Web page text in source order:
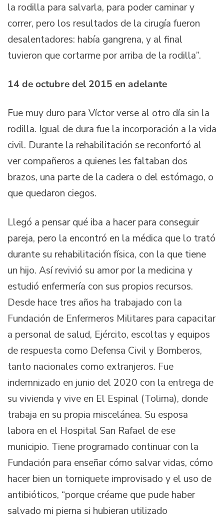
la rodilla para salvarla, para poder caminar y
correr, pero los resultados de la cirugía fueron
desalentadores: había gangrena, y al final
tuvieron que cortarme por arriba de la rodilla”.
14 de octubre del 2015 en adelante
Fue muy duro para Víctor verse al otro día sin la
rodilla. Igual de dura fue la incorporación a la vida
civil. Durante la rehabilitación se reconfortó al
ver compañeros a quienes les faltaban dos
brazos, una parte de la cadera o del estómago, o
que quedaron ciegos.
Llegó a pensar qué iba a hacer para conseguir
pareja, pero la encontró en la médica que lo trató
durante su rehabilitación física, con la que tiene
un hijo. Así revivió su amor por la medicina y
estudió enfermería con sus propios recursos.
Desde hace tres años ha trabajado con la
Fundación de Enfermeros Militares para capacitar
a personal de salud, Ejército, escoltas y equipos
de respuesta como Defensa Civil y Bomberos,
tanto nacionales como extranjeros. Fue
indemnizado en junio del 2020 con la entrega de
su vivienda y vive en El Espinal (Tolima), donde
trabaja en su propia miscelánea. Su esposa
labora en el Hospital San Rafael de ese
municipio. Tiene programado continuar con la
Fundación para enseñar cómo salvar vidas, cómo
hacer bien un torniquete improvisado y el uso de
antibióticos, “porque créame que pude haber
salvado mi pierna si hubieran utilizado